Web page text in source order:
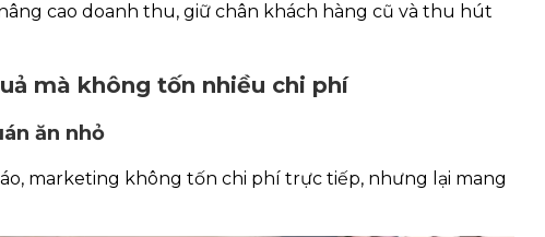
cao doanh thu, giữ chân khách hàng cũ và thu hút
mà không tốn nhiều chi phí
ăn nhỏ
marketing không tốn chi phí trực tiếp, nhưng lại mang